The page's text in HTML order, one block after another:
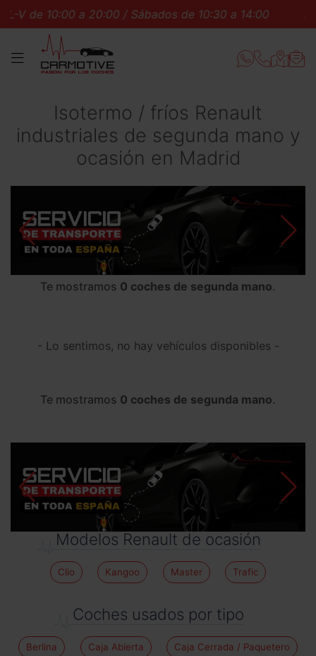
V de 10:00 a 20:00 / Sábados de 10:30 a 14:00 L-
MENÚ
Isotermo / fríos Renault
industriales de segunda mano y
ocasión en Madrid
Te mostramos 0 coches de segunda mano.
- Lo sentimos, no hay vehículos disponibles -
Te mostramos 0 coches de segunda mano.
Modelos Renault de ocasión
Clio Kangoo Master Trafic
Coches usados por tipo
Berlina Caja Abierta Caja Cerrada / Paquetero